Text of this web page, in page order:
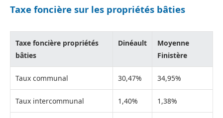
Taxe foncière sur les propriétés bâties
Taxe foncière propriétés
bâties
Dinéault
Moyenne
Finistère
Taux communal 30,47% 34,95%
Taux intercommunal 1,40% 1,38%